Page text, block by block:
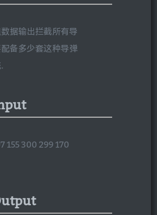
据输出拦截所有导
备多少套这种导弹
155 300 299 170